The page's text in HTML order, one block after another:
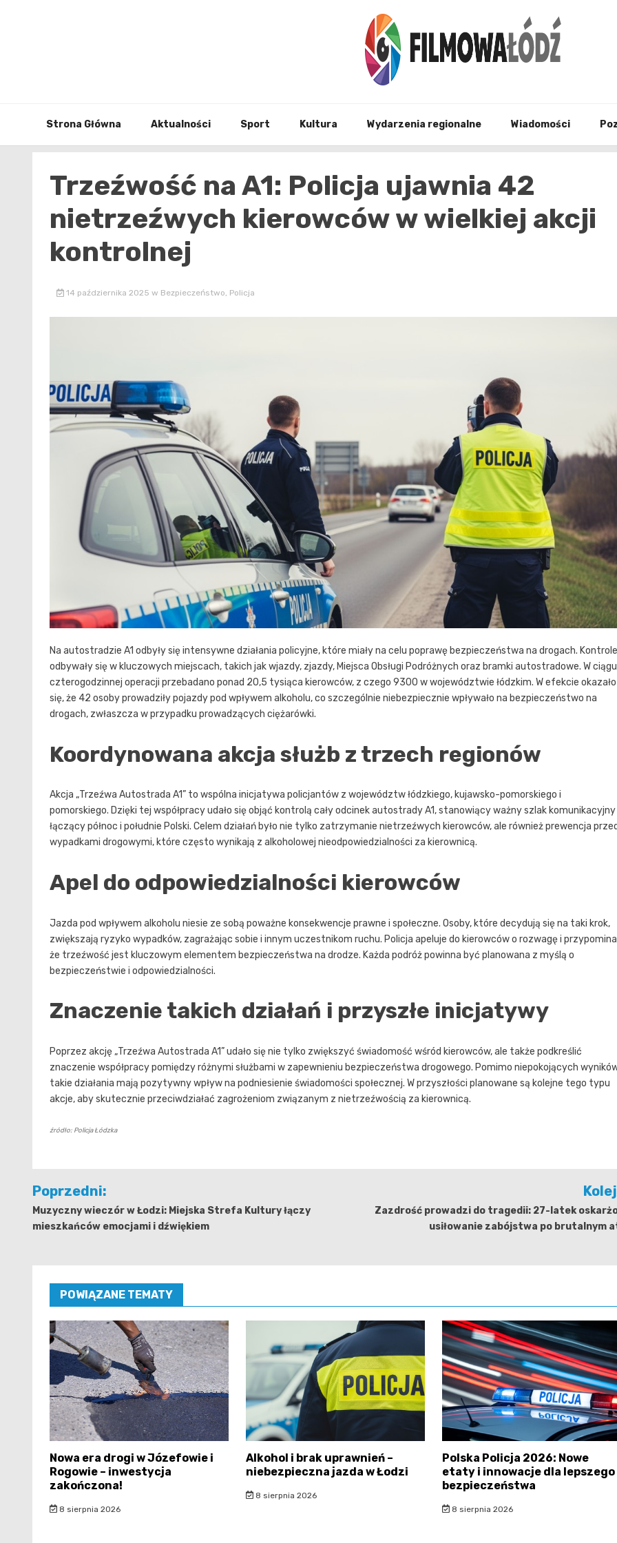
Strona Główna Aktualności Sport Kultura Wydarzenia regionalne Wiadomości
Trzeźwość na A1: Policja ujawnia 42
nietrzeźwych kierowców w wielkiej akcji
kontrolnej
14 października 2025 w Bezpieczeństwo, Policja
Na autostradzie A1 odbyły się intensywne działania policyjne, które miały na celu poprawę bezpieczeństwa na drogach. Kontrole
odbywały się w kluczowych miejscach, takich jak wjazdy, zjazdy, Miejsca Obsługi Podróżnych oraz bramki autostradowe. W ciągu
czterogodzinnej operacji przebadano ponad 20,5 tysiąca kierowców, z czego 9300 w województwie łódzkim. W efekcie okazało
się, że 42 osoby prowadziły pojazdy pod wpływem alkoholu, co szczególnie niebezpiecznie wpływało na bezpieczeństwo na
drogach, zwłaszcza w przypadku prowadzących ciężarówki.
Koordynowana akcja służb z trzech regionów
Akcja „Trzeźwa Autostrada A1” to wspólna inicjatywa policjantów z województw łódzkiego, kujawsko-pomorskiego i
pomorskiego. Dzięki tej współpracy udało się objąć kontrolą cały odcinek autostrady A1, stanowiący ważny szlak komunikacyjny
łączący północ i południe Polski. Celem działań było nie tylko zatrzymanie nietrzeźwych kierowców, ale również prewencja
wypadkami drogowymi, które często wynikają z alkoholowej nieodpowiedzialności za kierownicą.
Apel do odpowiedzialności kierowców
Jazda pod wpływem alkoholu niesie ze sobą poważne konsekwencje prawne i społeczne. Osoby, które decydują się na taki krok,
zwiększają ryzyko wypadków, zagrażając sobie i innym uczestnikom ruchu. Policja apeluje do kierowców o rozwagę i
że trzeźwość jest kluczowym elementem bezpieczeństwa na drodze. Każda podróż powinna być planowana z myślą o
bezpieczeństwie i odpowiedzialności.
Znaczenie takich działań i przyszłe inicjatywy
Poprzez akcję „Trzeźwa Autostrada A1” udało się nie tylko zwiększyć świadomość wśród kierowców, ale także podkreślić
znaczenie współpracy pomiędzy różnymi służbami w zapewnieniu bezpieczeństwa drogowego. Pomimo niepokojących
takie działania mają pozytywny wpływ na podniesienie świadomości społecznej. W przyszłości planowane są kolejne tego typu
akcje, aby skutecznie przeciwdziałać zagrożeniom związanym z nietrzeźwością za kierownicą.
źródło: Policja Łódzka
Nawigacja
wpisu
Poprzedni:
Muzyczny wieczór w Łodzi: Miejska Strefa Kultury łączy
mieszkańców emocjami i dźwiękiem
Zazdrość prowadzi do tragedii: 27-latek
usiłowanie zabójstwa po brutalnym
POWIĄZANE TEMATY
Nowa era drogi w Józefowie i
Rogowie – inwestycja
zakończona!
8 sierpnia 2026
Alkohol i brak uprawnień –
niebezpieczna jazda w Łodzi
8 sierpnia 2026
Polska Policja 2026: Nowe
etaty i innowacje dla lepszego
bezpieczeństwa
8 sierpnia 2026